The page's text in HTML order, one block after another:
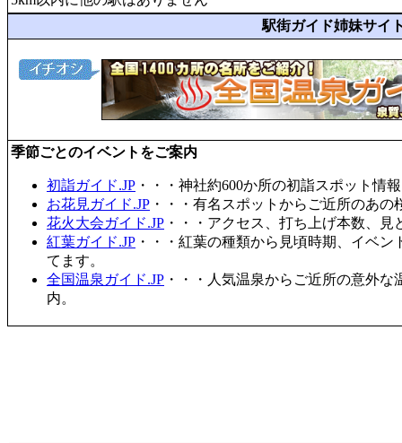
駅街ガイド姉妹サイ
季節ごとのイベントをご案内
初詣ガイド.JP ・・・神社約600か所の初詣スポット情
お花見ガイド.JP ・・・有名スポットからご近所のあ
花火大会ガイド.JP ・・・アクセス、打ち上げ本数、
紅葉ガイド.JP ・・・紅葉の種類から見頃時期、イベ
てます。
全国温泉ガイド.JP ・・・人気温泉からご近所の意外
内。